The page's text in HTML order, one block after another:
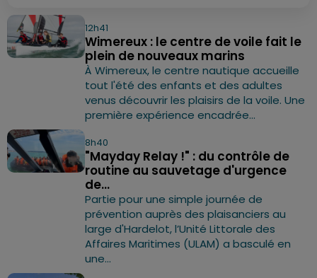
12h41
Wimereux : le centre de voile fait le
plein de nouveaux marins
À Wimereux, le centre nautique accueille
tout l'été des enfants et des adultes
venus découvrir les plaisirs de la voile. Une
première expérience encadrée...
8h40
"Mayday Relay !" : du contrôle de
routine au sauvetage d'urgence
de...
Partie pour une simple journée de
prévention auprès des plaisanciers au
large d'Hardelot, l’Unité Littorale des
Affaires Maritimes (ULAM) a basculé en
une...